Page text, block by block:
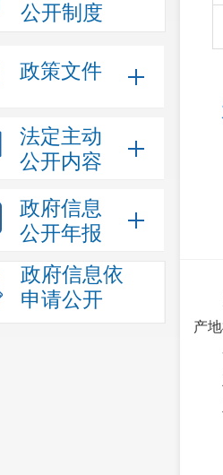
公开制度
政策文件
法定主动
公开内容
政府信息
公开年报
政府信息依
申请公开
产